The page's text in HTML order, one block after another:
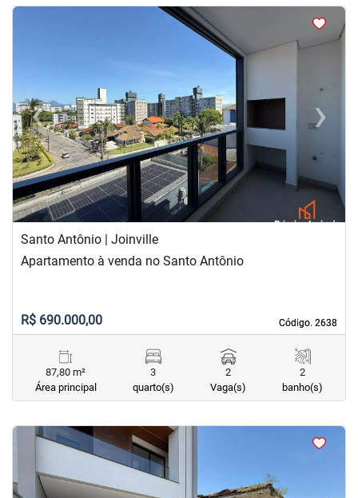
<
‹Previous ›Next
Santo Antônio | Joinville
Código. 2638
Código. 2638
Apartamento à venda no Santo Antônio
R$ 690.000,00
87,80 m²
Área principal
3
quarto(s)
2
Vaga(s)
2
banho(s)
< <<